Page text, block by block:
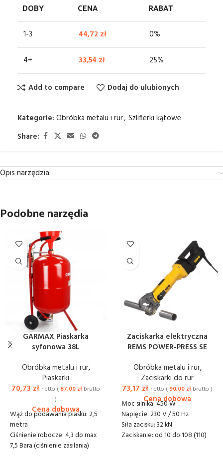
DOBY CENA RABAT
1-3 44,72 zł 0%
4+ 33,54 zł 25%
Add to compare Dodaj do ulubionych
Kategorie: Obróbka metalu i rur, Szlifierki kątowe
Share:
Opis narzędzia:
Podobne narzędia
GARMAX Piaskarka
syfonowa 38L
Obróbka metalu i rur,
Piaskarki
70,73 zł netto ( 87,00 zł brutto
)
Wąż do podawania piasku: 2,5
metra
Ciśnienie robocze: 4,3 do max
7,5 Bara (ciśnienie zasilania)
Zaciskarka elektryczna
REMS POWER-PRESS SE
Obróbka metalu i rur,
Zaciskarki do rur
73,17 zł netto ( 90,00 zł brutto )
Moc silnika: 450 W
Napięcie: 230 V / 50 Hz
Siła zacisku: 32 kN
Zaciskanie: od 10 do 108 (110)